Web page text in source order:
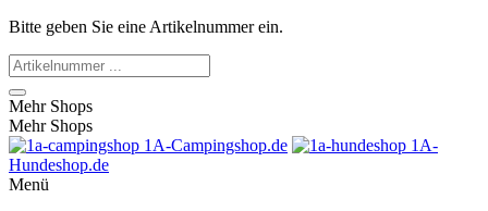
Bitte geben Sie eine Artikelnummer ein.
Mehr Shops
Mehr Shops
1A-Campingshop.de
1A-
Hundeshop.de
Menü